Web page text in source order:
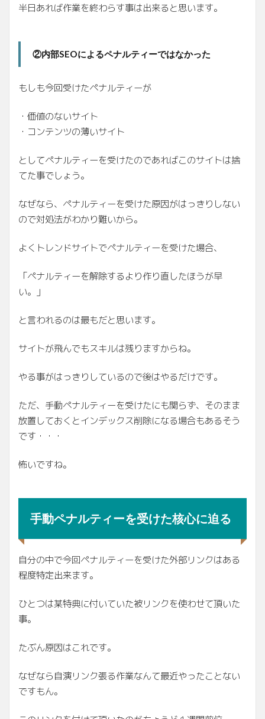
半日あれば作業を終わらす事は出来ると思います。
②内部SEOによるペナルティーではなかった
もしも今回受けたペナルティーが
・価値のないサイト
・コンテンツの薄いサイト
としてペナルティーを受けたのであればこのサイトは捨
てた事でしょう。
なぜなら、ペナルティーを受けた原因がはっきりしない
ので対処法がわかり難いから。
よくトレンドサイトでペナルティーを受けた場合、
「ペナルティーを解除するより作り直したほうが早
い。」
と言われるのは最もだと思います。
サイトが飛んでもスキルは残りますからね。
やる事がはっきりしているので後はやるだけです。
ただ、手動ペナルティーを受けたにも関らず、そのまま
放置しておくとインデックス削除になる場合もあるそう
です・・・
怖いですね。
手動ペナルティーを受けた核心に迫る
自分の中で今回ペナルティーを受けた外部リンクはある
程度特定出来ます。
ひとつは某特典に付いていた被リンクを使わせて頂いた
事。
たぶん原因はこれです。
なぜなら自演リンク張る作業なんて最近やったことない
ですもん。